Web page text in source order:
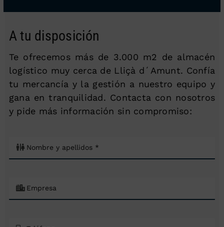
A tu disposición
Te ofrecemos más de 3.000 m2 de almacén
logístico muy cerca de Lliçà d´Amunt. Confía
tu mercancía y la gestión a nuestro equipo y
gana en tranquilidad. Contacta con nosotros
y pide más información sin compromiso: